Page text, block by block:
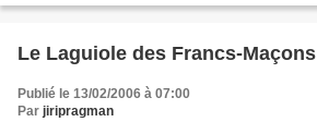
Le Laguiole des Francs-Maçons
Publié le 13/02/2006 à 07:00
Par jiripragman